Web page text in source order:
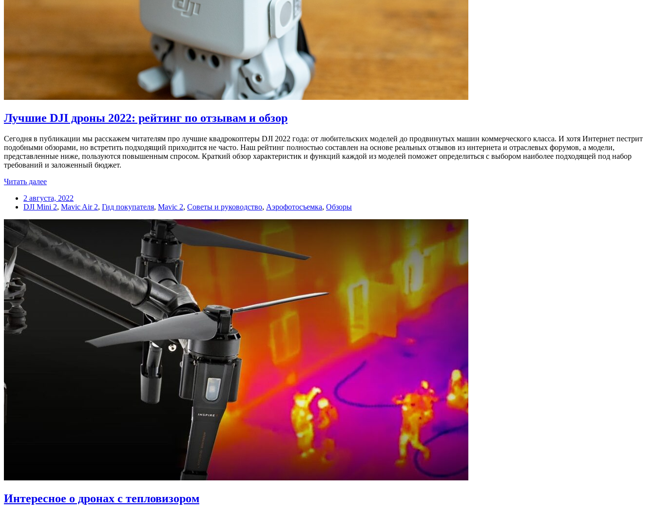
Лучшие DJI дроны 2022: рейтинг по отзывам и обзор
Сегодня в публикации мы расскажем читателям про лучшие квадрокоптеры DJI 2022 года: от любительских моделей до продвинутых машин коммерческого класса. И хотя Интернет пестрит
подобными обзорами, но встретить подходящий приходится не часто. Наш рейтинг полностью составлен на основе реальных отзывов из интернета и отраслевых форумов, а модели,
представленные ниже, пользуются повышенным спросом. Краткий обзор характеристик и функций каждой из моделей поможет определиться с выбором наиболее подходящей под набор
требований и заложенный бюджет.
Читать далее
2 августа, 2022
DJI Mini 2, Mavic Air 2, Гид покупателя, Mavic 2, Советы и руководство, Аэрофотосъемка, Обзоры
Интересное о дронах с тепловизором